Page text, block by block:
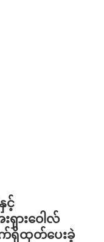
င့်
ရှားဝေါလ်
က်ရှိထုတ်ပေးခဲ့